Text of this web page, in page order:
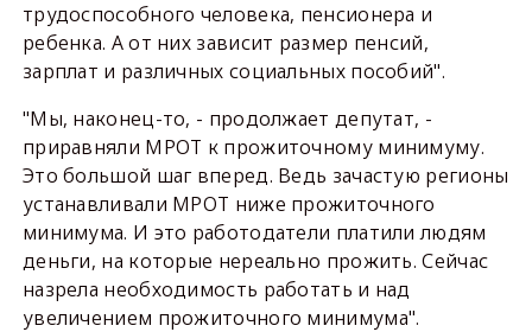
трудоспособного человека, пенсионера и
ребенка. А от них зависит размер пенсий,
зарплат и различных социальных пособий".
"Мы, наконец-то, - продолжает депутат, -
приравняли МРОТ к прожиточному минимуму.
Это большой шаг вперед. Ведь зачастую регионы
устанавливали МРОТ ниже прожиточного
минимума. И это работодатели платили людям
деньги, на которые нереально прожить. Сейчас
назрела необходимость работать и над
увеличением прожиточного минимума".